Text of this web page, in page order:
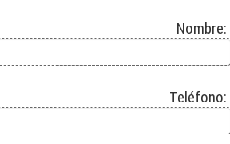
Nombre:
Teléfono: